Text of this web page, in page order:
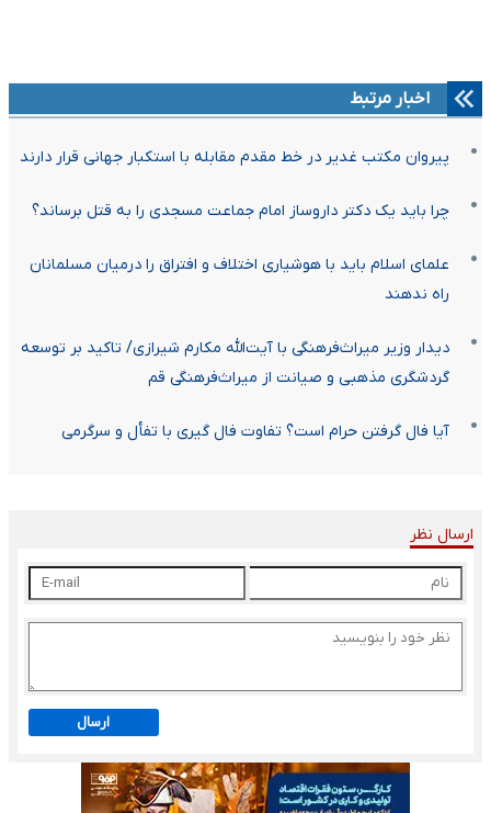
اخبار مرتبط
پیروان مکتب غدیر در خط مقدم مقابله با استکبار جهانی قرار دارند
چرا باید یک دکتر داروساز امام جماعت مسجدی را به قتل برساند؟
علمای اسلام باید با هوشیاری اختلاف و افتراق را درمیان مسلمانان
راه ندهند
دیدار وزیر میراث‌فرهنگی با آیت‌الله مکارم شیرازی/ تاکید بر توسعه
گردشگری مذهبی و صیانت از میراث‌فرهنگی قم
آیا فال گرفتن حرام است؟ تفاوت فال‌ گیری با تفأل و سرگرمی
ارسال نظر
ارسال